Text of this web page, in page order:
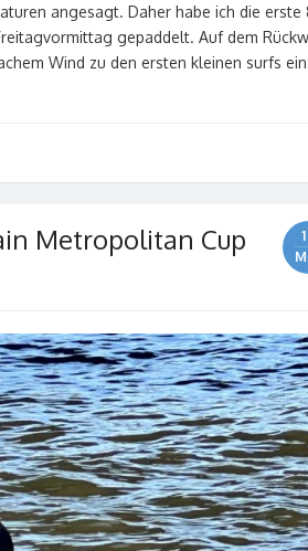
angesagt. Daher habe ich die erste
gepaddelt. Auf dem
Wind zu den ersten kleinen surfs
Metropolitan Cup